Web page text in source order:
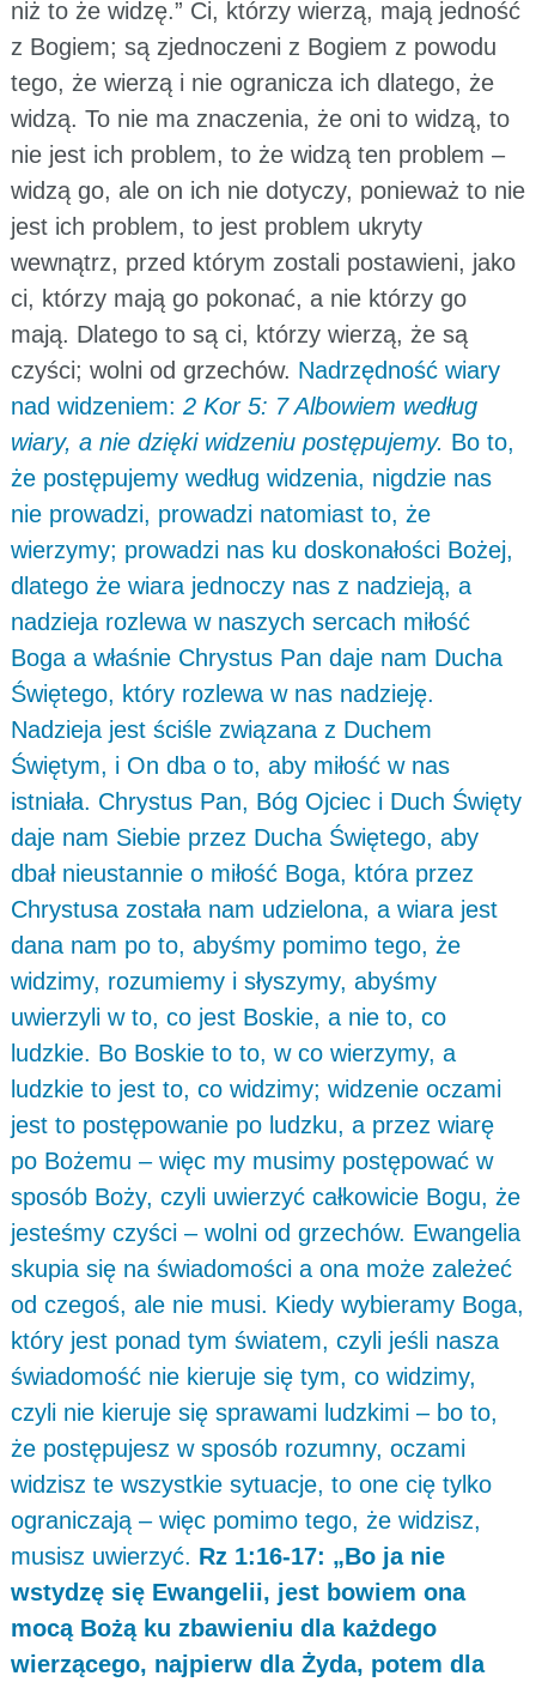
niż to że widzę.” Ci, którzy wierzą, mają jedność
z Bogiem; są zjednoczeni z Bogiem z powodu
tego, że wierzą i nie ogranicza ich dlatego, że
widzą. To nie ma znaczenia, że oni to widzą, to
nie jest ich problem, to że widzą ten problem –
widzą go, ale on ich nie dotyczy, ponieważ to nie
jest ich problem, to jest problem ukryty
wewnątrz, przed którym zostali postawieni, jako
ci, którzy mają go pokonać, a nie którzy go
mają. Dlatego to są ci, którzy wierzą, że są
czyści; wolni od grzechów. Nadrzędność wiary
nad widzeniem: 2 Kor 5: 7 Albowiem według
wiary, a nie dzięki widzeniu postępujemy. Bo to,
że postępujemy według widzenia, nigdzie nas
nie prowadzi, prowadzi natomiast to, że
wierzymy; prowadzi nas ku doskonałości Bożej,
dlatego że wiara jednoczy nas z nadzieją, a
nadzieja rozlewa w naszych sercach miłość
Boga a właśnie Chrystus Pan daje nam Ducha
Świętego, który rozlewa w nas nadzieję.
Nadzieja jest ściśle związana z Duchem
Świętym, i On dba o to, aby miłość w nas
istniała. Chrystus Pan, Bóg Ojciec i Duch Święty
daje nam Siebie przez Ducha Świętego, aby
dbał nieustannie o miłość Boga, która przez
Chrystusa została nam udzielona, a wiara jest
dana nam po to, abyśmy pomimo tego, że
widzimy, rozumiemy i słyszymy, abyśmy
uwierzyli w to, co jest Boskie, a nie to, co
ludzkie. Bo Boskie to to, w co wierzymy, a
ludzkie to jest to, co widzimy; widzenie oczami
jest to postępowanie po ludzku, a przez wiarę
po Bożemu – więc my musimy postępować w
sposób Boży, czyli uwierzyć całkowicie Bogu, że
jesteśmy czyści – wolni od grzechów. Ewangelia
skupia się na świadomości a ona może zależeć
od czegoś, ale nie musi. Kiedy wybieramy Boga,
który jest ponad tym światem, czyli jeśli nasza
świadomość nie kieruje się tym, co widzimy,
czyli nie kieruje się sprawami ludzkimi – bo to,
że postępujesz w sposób rozumny, oczami
widzisz te wszystkie sytuacje, to one cię tylko
ograniczają – więc pomimo tego, że widzisz,
musisz uwierzyć. Rz 1:16-17: „Bo ja nie
wstydzę się Ewangelii, jest bowiem ona
mocą Bożą ku zbawieniu dla każdego
wierzącego, najpierw dla Żyda, potem dla